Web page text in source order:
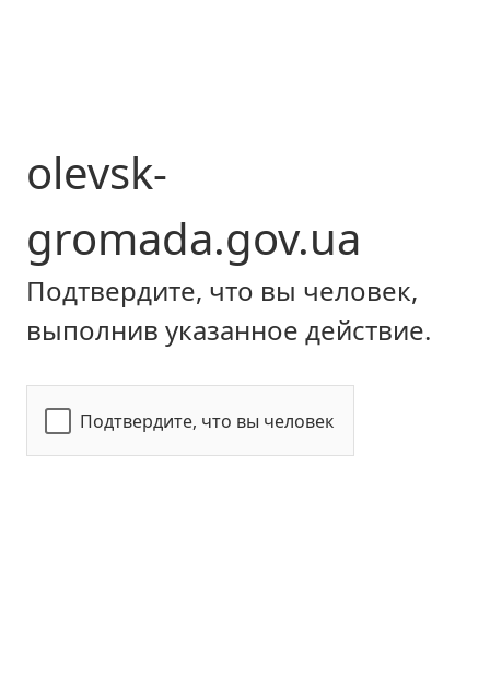
olevsk-
gromada.gov.ua
Подтвердите, что вы человек,
выполнив указанное действие.
Подтвердите, что вы человек